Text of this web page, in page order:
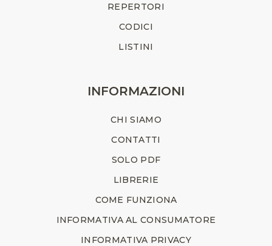
REPERTORI
CODICI
LISTINI
INFORMAZIONI
CHI SIAMO
CONTATTI
SOLO PDF
LIBRERIE
COME FUNZIONA
INFORMATIVA AL CONSUMATORE
INFORMATIVA PRIVACY